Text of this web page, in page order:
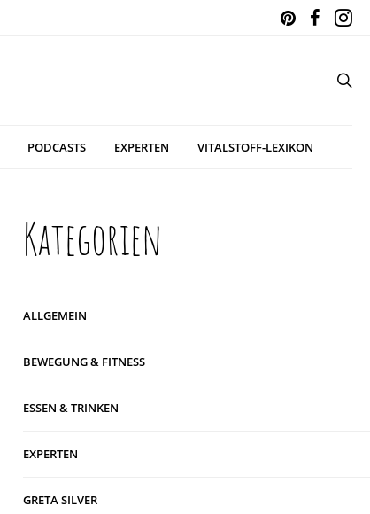
PODCASTS EXPERTEN VITALSTOFF-LEXIKON
Kategorien
ALLGEMEIN
BEWEGUNG & FITNESS
ESSEN & TRINKEN
EXPERTEN
GRETA SILVER